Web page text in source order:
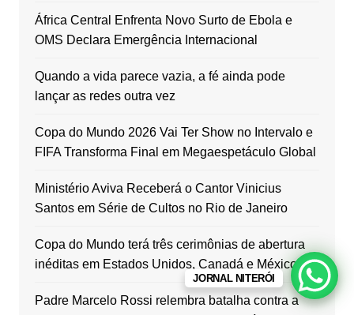
África Central Enfrenta Novo Surto de Ebola e
OMS Declara Emergência Internacional
Quando a vida parece vazia, a fé ainda pode
lançar as redes outra vez
Copa do Mundo 2026 Vai Ter Show no Intervalo e
FIFA Transforma Final em Megaespetáculo Global
Ministério Aviva Receberá o Cantor Vinicius
Santos em Série de Cultos no Rio de Janeiro
Copa do Mundo terá três cerimônias de abertura
inéditas em Estados Unidos, Canadá e México
Padre Marcelo Rossi relembra batalha contra a
JORNAL NITERÓI